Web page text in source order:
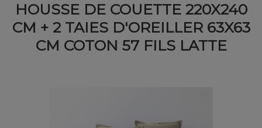
HOUSSE DE COUETTE 220X240
CM + 2 TAIES D'OREILLER 63X63
CM COTON 57 FILS LATTE